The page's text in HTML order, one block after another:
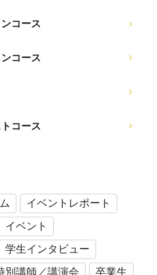
コース
コース
コース
イベントレポート
イベント
学生インタビュー
別講師／講演会 卒業生